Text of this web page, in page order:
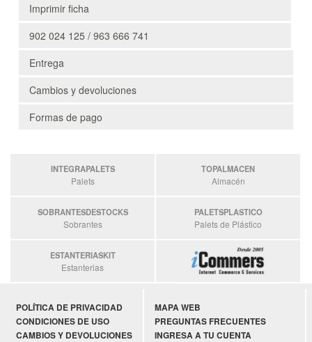
Imprimir ficha
902 024 125 / 963 666 741
Entrega
Cambios y devoluciones
Formas de pago
INTEGRAPALETS
Palets
TOPALMACEN
Almacén
SOBRANTESDESTOCKS
Sobrantes
PALETSPLASTICO
Palets de Plástico
ESTANTERIASKIT
Estanterias
POLÍTICA DE PRIVACIDAD
CONDICIONES DE USO
CAMBIOS Y DEVOLUCIONES
MAPA WEB
PREGUNTAS FRECUENTES
INGRESA A TU CUENTA